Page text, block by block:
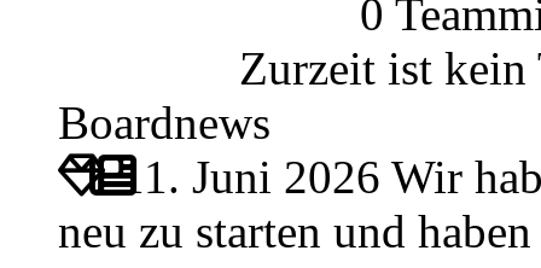
0
Zurzeit ist
Boardnews
11. Juni 2026 Wir
neu zu starten und